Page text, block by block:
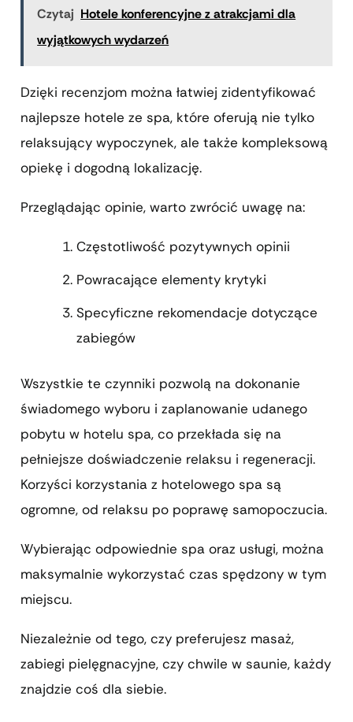
Czytaj Hotele konferencyjne z atrakcjami dla
wyjątkowych wydarzeń
Dzięki recenzjom można łatwiej zidentyfikować
najlepsze hotele ze spa, które oferują nie tylko
relaksujący wypoczynek, ale także kompleksową
opiekę i dogodną lokalizację.
Przeglądając opinie, warto zwrócić uwagę na:
Częstotliwość pozytywnych opinii
Powracające elementy krytyki
Specyficzne rekomendacje dotyczące
zabiegów
Wszystkie te czynniki pozwolą na dokonanie
świadomego wyboru i zaplanowanie udanego
pobytu w hotelu spa, co przekłada się na
pełniejsze doświadczenie relaksu i regeneracji.
Korzyści korzystania z hotelowego spa są
ogromne, od relaksu po poprawę samopoczucia.
Wybierając odpowiednie spa oraz usługi, można
maksymalnie wykorzystać czas spędzony w tym
miejscu.
Niezależnie od tego, czy preferujesz masaż,
zabiegi pielęgnacyjne, czy chwile w saunie, każdy
znajdzie coś dla siebie.